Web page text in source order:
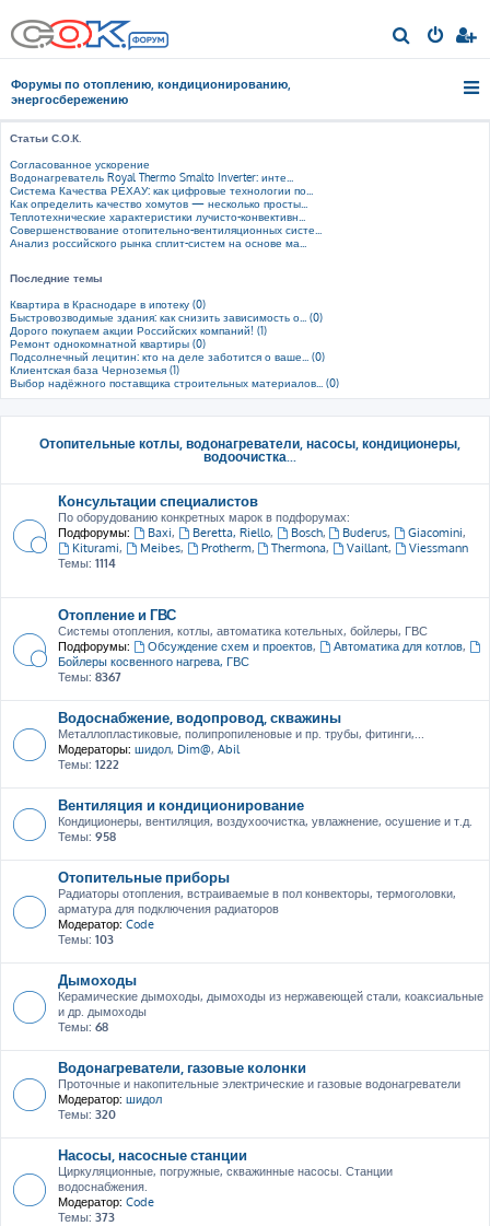
о
Форумы по отоплению, кондиционированию,
энергосбережению
Статьи С.О.К.
Согласованное ускорение
Водонагреватель Royal Thermo Smalto Inverter: инте...
Система Качества РЕХАУ: как цифровые технологии по...
Как определить качество хомутов — несколько просты...
Теплотехнические характеристики лучисто-конвективн...
Совершенствование отопительно-вентиляционных систе...
Анализ российского рынка сплит-систем на основе ма...
Последние темы
Квартира в Краснодаре в ипотеку (0)
Быстровозводимые здания: как снизить зависимость о... (0)
Дорого покупаем акции Российских компаний! (1)
Ремонт однокомнатной квартиры (0)
Подсолнечный лецитин: кто на деле заботится о ваше... (0)
Клиентская база Черноземья (1)
Выбор надёжного поставщика строительных материалов... (0)
Отопительные котлы, водонагреватели, насосы, кондиционеры,
водоочистка...
Консультации специалистов
По оборудованию конкретных марок в подфорумах:
Подфорумы:
Baxi, Beretta, Riello, Bosch, Buderus, Giacomini,
Kiturami, Meibes, Protherm, Thermona, Vaillant,
Viessmann
Темы: 1114
Отопление и ГВС
Системы отопления, котлы, автоматика котельных, бойлеры, ГВС
Подфорумы:
Обсуждение схем и проектов, Автоматика для котлов,
Бойлеры косвенного нагрева, ГВС
Темы: 8367
Водоснабжение, водопровод, скважины
Металлопластиковые, полипропиленовые и пр. трубы, фитинги,...
Модераторы: шидол, Dim@, Abil
Темы: 1222
Вентиляция и кондиционирование
Кондиционеры, вентиляция, воздухоочистка, увлажнение, осушение и т.д.
Темы: 958
Отопительные приборы
Радиаторы отопления, встраиваемые в пол конвекторы, термоголовки,
арматура для подключения радиаторов
Модератор: Code
Темы: 103
Дымоходы
Керамические дымоходы, дымоходы из нержавеющей стали, коаксиальные
и др. дымоходы
Темы: 68
Водонагреватели, газовые колонки
Проточные и накопительные электрические и газовые водонагреватели
Модератор: шидол
Темы: 320
Насосы, насосные станции
Циркуляционные, погружные, скважинные насосы. Станции
водоснабжения.
Модератор: Code
Темы: 373